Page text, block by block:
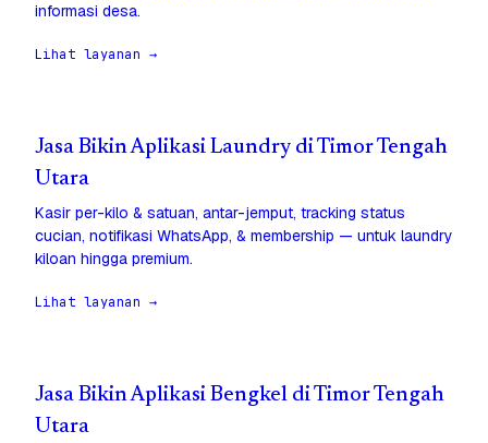
informasi desa.
Lihat layanan →
Jasa Bikin Aplikasi Laundry di Timor Tengah
Utara
Kasir per-kilo & satuan, antar-jemput, tracking status
cucian, notifikasi WhatsApp, & membership — untuk laundry
kiloan hingga premium.
Lihat layanan →
Jasa Bikin Aplikasi Bengkel di Timor Tengah
Utara